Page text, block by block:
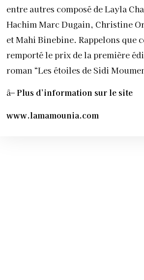
entre autres composé de Layla
Hachim Marc Dugain, Christine
et Mahi Binebine. Rappelons que
remporté le prix de la première
roman “Les étoiles de Sidi
â–Plus d’information sur le site
www.lamamounia.com